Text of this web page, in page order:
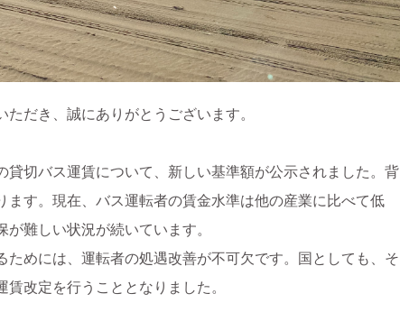
だき、誠にありがとうございます。
貸切バス運賃について、新しい基準額が公示されました。背
ます。現在、バス運転者の賃金水準は他の産業に比べて低
難しい状況が続いています。
ためには、運転者の処遇改善が不可欠です。国としても、そ
改定を行うこととなりました。